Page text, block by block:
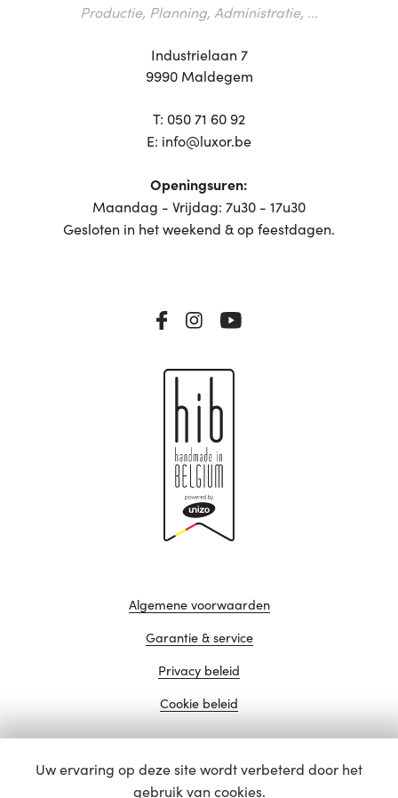
Productie, Planning, Administratie, ...
Industrielaan 7
9990 Maldegem
T: 050 71 60 92
E: info@luxor.be
Openingsuren:
Maandag - Vrijdag: 7u30 - 17u30
Gesloten in het weekend & op feestdagen.
Algemene voorwaarden
Garantie & service
Privacy beleid
Cookie beleid
website door
Uw ervaring op deze site wordt verbeterd door het
gebruik van cookies.